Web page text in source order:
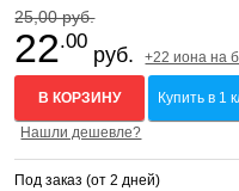
25,00 руб.
22.00
руб. +22 иона на
В КОРЗИНУ Купить в 1
Нашли дешевле?
Под заказ (от 2 дней)